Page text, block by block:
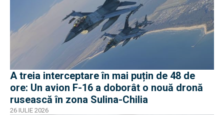
A treia interceptare în mai puțin de 48 de
ore: Un avion F-16 a doborât o nouă dronă
rusească în zona Sulina-Chilia
26 IULIE 2026